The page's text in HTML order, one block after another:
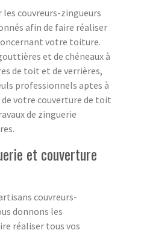
couvreurs-zingueurs
afin de faire réaliser
votre toiture.
et de chéneaux à
de toit et de verrières,
professionnels aptes à
votre couverture de toit
de zinguerie
et couverture
couvreurs-
donnons les
réaliser tous vos